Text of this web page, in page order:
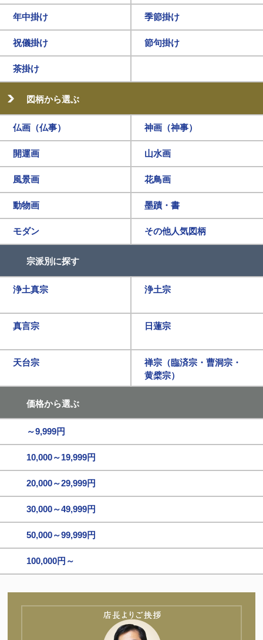
年中掛け 季節掛け
祝儀掛け 節句掛け
茶掛け
図柄から選ぶ
仏画（仏事） 神画（神事）
開運画 山水画
風景画 花鳥画
動物画 墨蹟・書
モダン その他人気図柄
宗派別に探す
浄土真宗 浄土宗
真言宗 日蓮宗
天台宗
禅宗（臨済宗・曹洞宗・
黄檗宗）
価格から選ぶ
～9,999円
10,000～19,999円
20,000～29,999円
30,000～49,999円
50,000～99,999円
100,000円～